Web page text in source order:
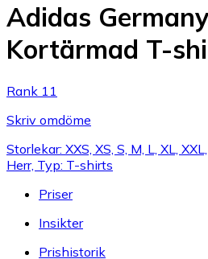
Adidas
Kortärmad T-
Rank 11
Skriv omdöme
Storlekar: XXS, XS, S, M, L, XL,
Herr, Typ: T-shirts
Priser
Insikter
Prishistorik